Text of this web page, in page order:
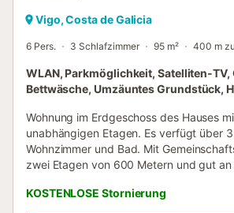
Vigo, Costa de Galicia
6 Pers. 3 Schlafzimmer 95 m² 400 m
WLAN, Parkmöglichkeit, Satelliten-TV,
Bettwäsche, Umzäuntes Grundstück,
Wohnung im Erdgeschoss des Hauses
unabhängigen Etagen. Es verfügt über
Wohnzimmer und Bad. Mit
zwei Etagen von 600 Metern und gut
Dienstleistungen vor der Haustür,
KOSTENLOSE Stornierung